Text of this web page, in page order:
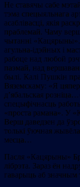
Не ставячы сабе
тэма спецыяльнага
асаблівасці, якія
праблемай. Чаму
чытанні «Кацярыны».
агульна-ідэйных і
рабоце над любой
паэмай, над
былі. Калі Пушкін
Вяземскаму: «Я
д’ябальская
спецыфічнасць
«проста рамана». У
Верш даведзен да
толькі ўючная
месца…
Пасля «Кацярыны»
лібрэта. Зараз ён
гаварыць аб значным